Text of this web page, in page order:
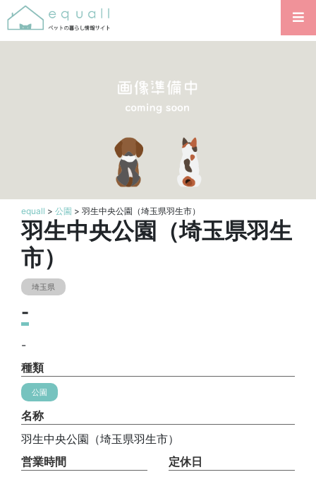
equall > 公園 > 羽生中央公園（埼玉県羽生市）
羽生中央公園（埼玉県羽生
市）
埼玉県
-
-
種類
公園
名称
羽生中央公園（埼玉県羽生市）
営業時間
定休日